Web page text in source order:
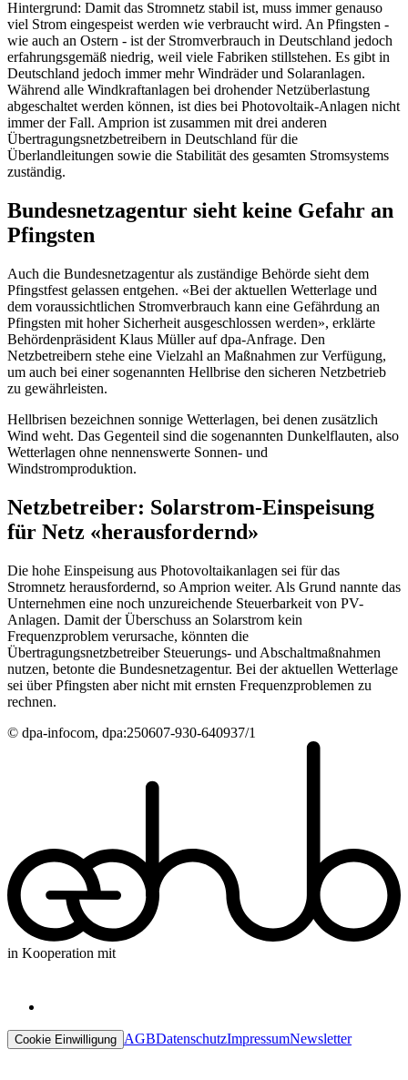
Hintergrund: Damit das Stromnetz stabil ist, muss immer genauso
viel Strom eingespeist werden wie verbraucht wird. An Pfingsten -
wie auch an Ostern - ist der Stromverbrauch in Deutschland jedoch
erfahrungsgemäß niedrig, weil viele Fabriken stillstehen. Es gibt in
Deutschland jedoch immer mehr Windräder und Solaranlagen.
Während alle Windkraftanlagen bei drohender Netzüberlastung
abgeschaltet werden können, ist dies bei Photovoltaik-Anlagen nicht
immer der Fall. Amprion ist zusammen mit drei anderen
Übertragungsnetzbetreibern in Deutschland für die
Überlandleitungen sowie die Stabilität des gesamten Stromsystems
zuständig.
Bundesnetzagentur sieht keine Gefahr an
Pfingsten
Auch die Bundesnetzagentur als zuständige Behörde sieht dem
Pfingstfest gelassen entgehen. «Bei der aktuellen Wetterlage und
dem voraussichtlichen Stromverbrauch kann eine Gefährdung an
Pfingsten mit hoher Sicherheit ausgeschlossen werden», erklärte
Behördenpräsident Klaus Müller auf dpa-Anfrage. Den
Netzbetreibern stehe eine Vielzahl an Maßnahmen zur Verfügung,
um auch bei einer sogenannten Hellbrise den sicheren Netzbetrieb
zu gewährleisten.
Hellbrisen bezeichnen sonnige Wetterlagen, bei denen zusätzlich
Wind weht. Das Gegenteil sind die sogenannten Dunkelflauten, also
Wetterlagen ohne nennenswerte Sonnen- und
Windstromproduktion.
Netzbetreiber: Solarstrom-Einspeisung
für Netz «herausfordernd»
Die hohe Einspeisung aus Photovoltaikanlagen sei für das
Stromnetz herausfordernd, so Amprion weiter. Als Grund nannte das
Unternehmen eine noch unzureichende Steuerbarkeit von PV-
Anlagen. Damit der Überschuss an Solarstrom kein
Frequenzproblem verursache, könnten die
Übertragungsnetzbetreiber Steuerungs- und Abschaltmaßnahmen
nutzen, betonte die Bundesnetzagentur. Bei der aktuellen Wetterlage
sei über Pfingsten aber nicht mit ernsten Frequenzproblemen zu
rechnen.
© dpa-infocom, dpa:250607-930-640937/1
in Kooperation mit
Cookie Einwilligung AGBDatenschutzImpressumNewsletter